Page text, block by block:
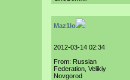
Maz1lo
2012-03-14 02:34
From: Russian
Federation, Velikiy
Novgorod